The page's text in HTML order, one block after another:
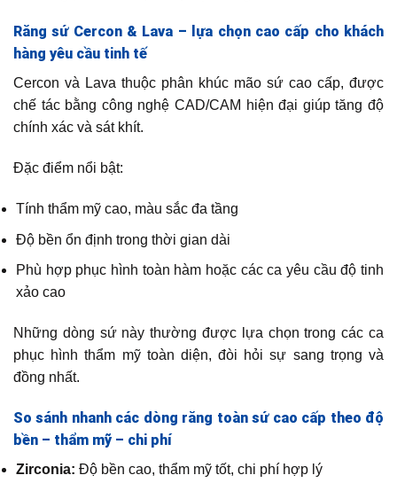
Răng sứ Cercon & Lava – lựa chọn cao cấp cho khách
hàng yêu cầu tinh tế
Cercon và Lava thuộc phân khúc mão sứ cao cấp, được
chế tác bằng công nghệ CAD/CAM hiện đại giúp tăng độ
chính xác và sát khít.
Đặc điểm nổi bật:
Tính thẩm mỹ cao, màu sắc đa tầng
Độ bền ổn định trong thời gian dài
Phù hợp phục hình toàn hàm hoặc các ca yêu cầu độ tinh
xảo cao
Những dòng sứ này thường được lựa chọn trong các ca
phục hình thẩm mỹ toàn diện, đòi hỏi sự sang trọng và
đồng nhất.
So sánh nhanh các dòng răng toàn sứ cao cấp theo độ
bền – thẩm mỹ – chi phí
Zirconia: Độ bền cao, thẩm mỹ tốt, chi phí hợp lý